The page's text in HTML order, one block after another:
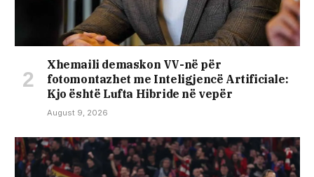
Xhemaili demaskon VV-në për
fotomontazhet me Inteligjencë Artificiale:
Kjo është Lufta Hibride në vepër
August 9, 2026